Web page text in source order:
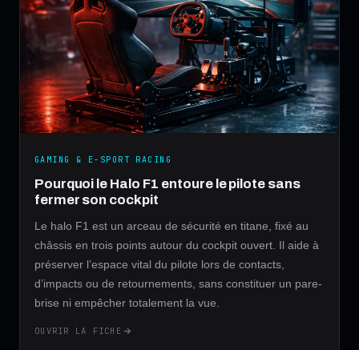
GAMING & E-SPORT RACING
Pourquoi le Halo F1 entoure le pilote sans
fermer son cockpit
Le halo F1 est un arceau de sécurité en titane, fixé au
châssis en trois points autour du cockpit ouvert. Il aide à
préserver l’espace vital du pilote lors de contacts,
d’impacts ou de retournements, sans constituer un pare-
brise ni empêcher totalement la vue.
OUVRIR LA FICHE